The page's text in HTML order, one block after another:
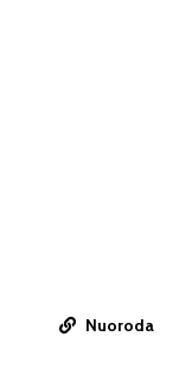
Nuoroda